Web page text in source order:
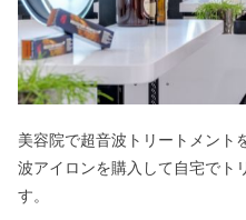
美容院で超音波トリートメント
波アイロンを購入して自宅でト
す。